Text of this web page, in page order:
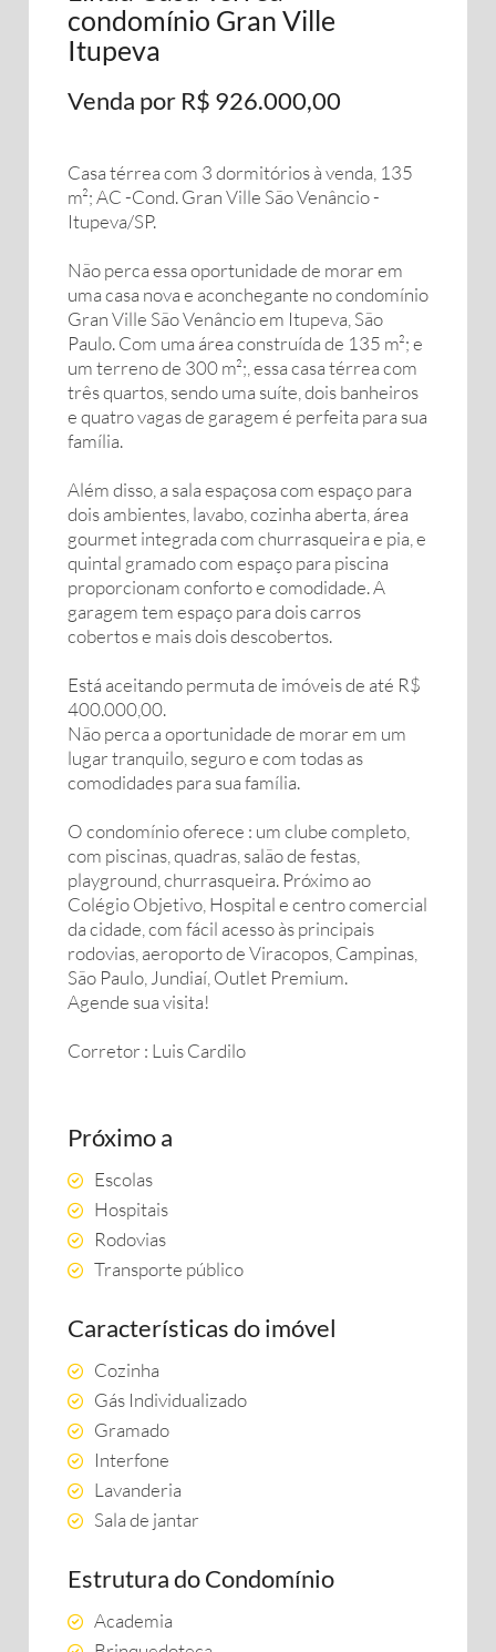
condomínio Gran Ville
Itupeva
Venda por R$ 926.000,00
Casa térrea com 3 dormitórios à venda, 135
m²; AC -Cond. Gran Ville São Venâncio -
Itupeva/SP.
Não perca essa oportunidade de morar em
uma casa nova e aconchegante no condomínio
Gran Ville São Venâncio em Itupeva, São
Paulo. Com uma área construída de 135 m²; e
um terreno de 300 m²;, essa casa térrea com
três quartos, sendo uma suíte, dois banheiros
e quatro vagas de garagem é perfeita para sua
família.
Além disso, a sala espaçosa com espaço para
dois ambientes, lavabo, cozinha aberta, área
gourmet integrada com churrasqueira e pia, e
quintal gramado com espaço para piscina
proporcionam conforto e comodidade. A
garagem tem espaço para dois carros
cobertos e mais dois descobertos.
Está aceitando permuta de imóveis de até R$
400.000,00.
Não perca a oportunidade de morar em um
lugar tranquilo, seguro e com todas as
comodidades para sua família.
O condomínio oferece : um clube completo,
com piscinas, quadras, salão de festas,
playground, churrasqueira. Próximo ao
Colégio Objetivo, Hospital e centro comercial
da cidade, com fácil acesso às principais
rodovias, aeroporto de Viracopos, Campinas,
São Paulo, Jundiaí, Outlet Premium.
Agende sua visita!
Corretor : Luis Cardilo
Próximo a
Escolas
Hospitais
Rodovias
Transporte público
Características do imóvel
Cozinha
Gás Individualizado
Gramado
Interfone
Lavanderia
Sala de jantar
Estrutura do Condomínio
Academia